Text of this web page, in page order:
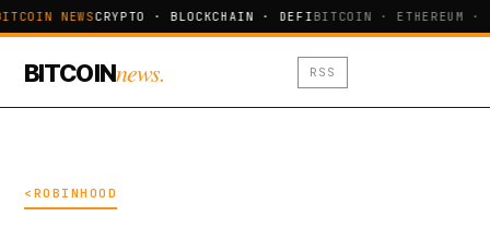
NEWSCRYPTO · BLOCKCHAIN · DEFIBITCOIN · ETHEREUM ·
BITCOINnews. RSS
<ROBINHOOD